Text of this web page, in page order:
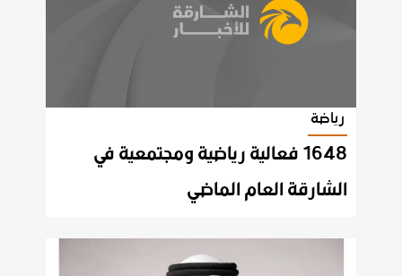
رياضة
1648 فعالية رياضية ومجتمعية في
الشارقة العام الماضي